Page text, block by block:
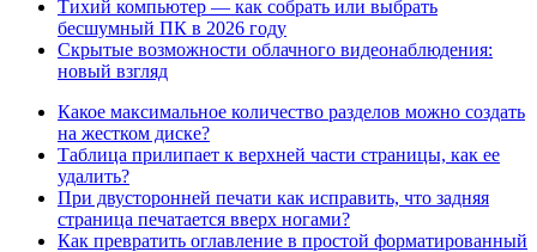
Тихий компьютер — как собрать или выбрать
бесшумный ПК в 2026 году
Скрытые возможности облачного видеонаблюдения:
новый взгляд
Какое максимальное количество разделов можно создать
на жестком диске?
Таблица прилипает к верхней части страницы, как ее
удалить?
При двусторонней печати как исправить, что задняя
страница печатается вверх ногами?
Как превратить оглавление в простой форматированный